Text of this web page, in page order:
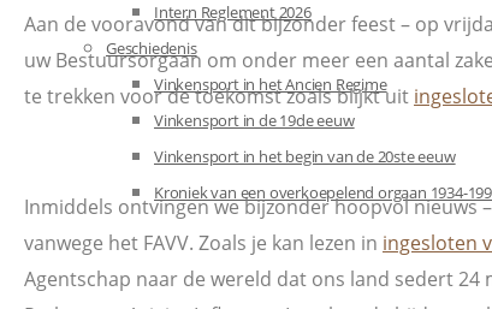
Intern Reglement 2026
Geschiedenis
Vinkensport in het Ancien Regime
Vinkensport in de 19de eeuw
Vinkensport in het begin van de 20ste eeuw
Kroniek van een overkoepelend orgaan 1934-
Aan de vooravond van dit bijzonder feest – op
uw Bestuursorgaan om onder meer een aantal
te trekken voor de toekomst zoals blijkt uit
Inmiddels ontvingen we bijzonder hoopvol nieuws
vanwege het FAVV. Zoals je kan lezen in ingesloten
Agentschap naar de wereld dat ons land sedert 24